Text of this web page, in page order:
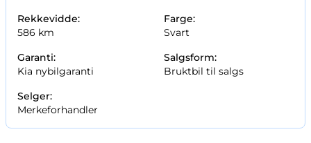
Rekkevidde:
586 km
Farge:
Svart
Garanti:
Kia nybilgaranti
Salgsform:
Bruktbil til salgs
Selger:
Merkeforhandler